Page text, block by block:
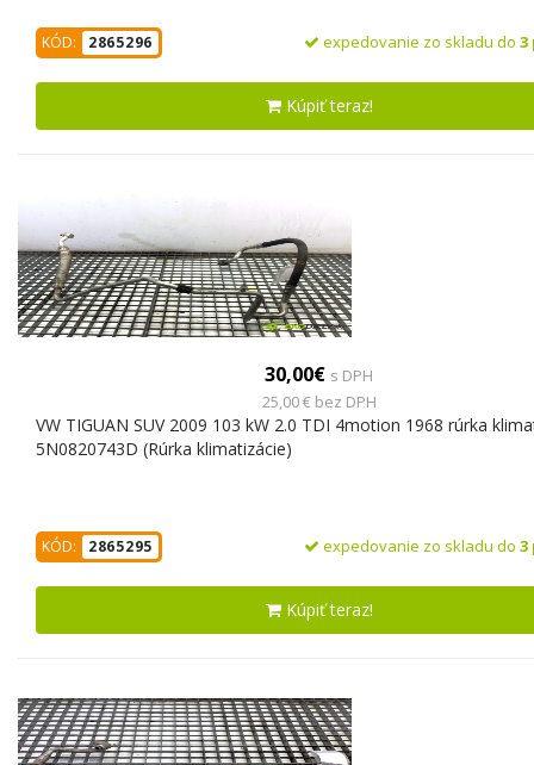
KÓD: 2865296 expedovanie zo skladu do 3
Kúpiť teraz!
30,00€ s DPH
25,00 € bez DPH
VW TIGUAN SUV 2009 103 kW 2.0 TDI 4motion 1968 rúrka
5N0820743D (Rúrka klimatizácie)
KÓD: 2865295 expedovanie zo skladu do 3
Kúpiť teraz!